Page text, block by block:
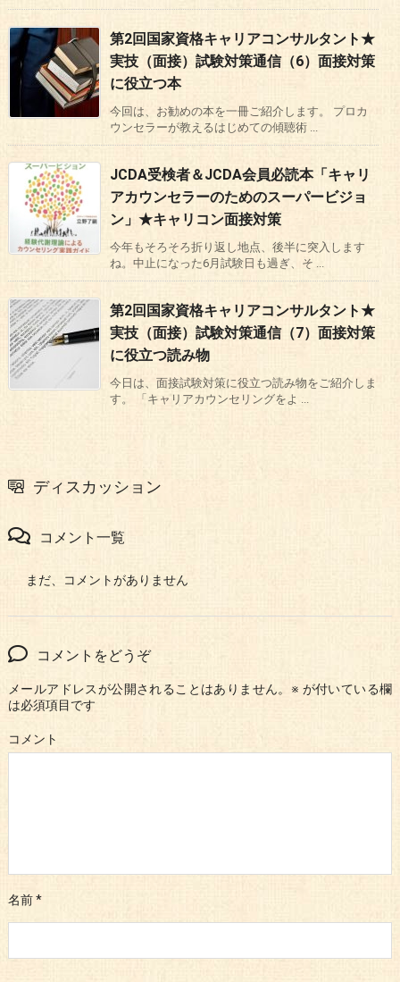
第2回国家資格キャリアコンサルタント★
実技（面接）試験対策通信（6）面接対策
に役立つ本
今回は、お勧めの本を一冊ご紹介します。 プロカ
ウンセラーが教えるはじめての傾聴術 ...
JCDA受検者＆JCDA会員必読本「キャリ
アカウンセラーのためのスーパービジョ
ン」★キャリコン面接対策
今年もそろそろ折り返し地点、後半に突入します
ね。中止になった6月試験日も過ぎ、そ ...
第2回国家資格キャリアコンサルタント★
実技（面接）試験対策通信（7）面接対策
に役立つ読み物
今日は、面接試験対策に役立つ読み物をご紹介しま
す。 「キャリアカウンセリングをよ ...
ディスカッション
コメント一覧
まだ、コメントがありません
コメントをどうぞ
メールアドレスが公開されることはありません。 ※ が付いている欄
は必須項目です
コメント
名前*